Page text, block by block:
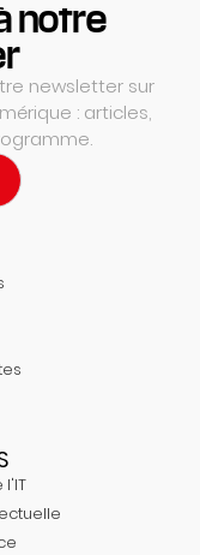
notre
newsletter sur
: articles,